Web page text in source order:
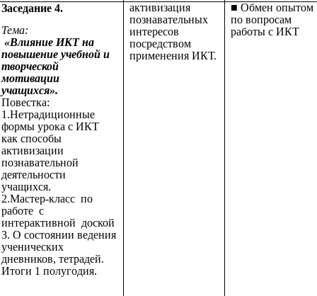
Заседание 4.
Тема:
«Влияние ИКТ на
повышение учебной и
творческой
мотивации
учащихся».
Повестка:
1.Нетрадиционные
формы урока с ИКТ
как способы
активизации
познавательной
деятельности
учащихся.
2.Мастер-класс по
работе с
интерактивной доской
3. О состоянии ведения
ученических
дневников, тетрадей.
Итоги 1 полугодия.
активизация
познавательных
интересов
посредством
применения ИКТ.
■ Обмен опытом
по вопросам
работы с ИКТ